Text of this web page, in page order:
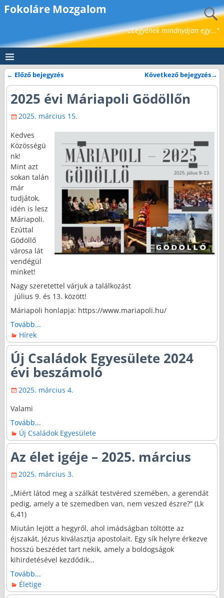
Fokoláre Mozgalom
„Legyenek mindnyájan egy..."
Bejegyzés navigáció
← Előző bejegyzés Következő bejegyzés→
2025 évi Máriapoli Gödöllőn
2025. március 15.
Kedves
Közösségü
nk!
Mint azt
sokan talán
már
tudjátok,
idén is lesz
Máriapoli.
Ezúttal
Gödöllő
városa lát
vendégül
minket!
Nagy szeretettel várjuk a találkozást
július 9. és 13. között!
Máriapoli honlapja: https://www.mariapoli.hu/
Tovább...
Hírek
Új Családok Egyesülete 2024
évi beszámoló
2025. március 4.
Valami
Tovább...
Új Családok Egyesülete
Az élet igéje – 2025. március
2025. március 3.
„Miért látod meg a szálkát testvéred szemében, a gerendát
pedig, amely a te szemedben van, nem veszed észre?” (Lk
6,41)
Miután lejött a hegyről, ahol imádságban töltötte az
éjszakát, Jézus kiválasztja apostolait. Egy sík helyre érkezve
hosszú beszédet tart nekik, amely a boldogságok
kihirdetésével kezdődik…
Tovább...
Életige